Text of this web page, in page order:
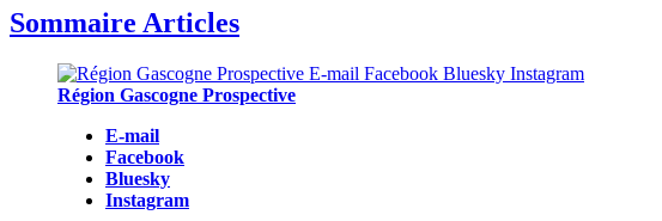
Sommaire Articles
Région Gascogne Prospective
E-mail
Facebook
Bluesky
Instagram